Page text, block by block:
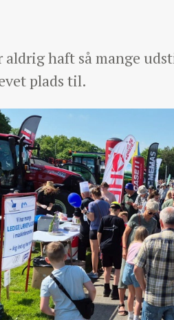
aldrig haft så mange
plads til.